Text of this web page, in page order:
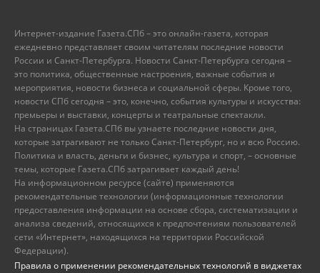
Интернет-издание Газета.СПб – это онлайн-газета, которая
ежедневно представляет своим читателям последние новости
России и Санкт-Петербурга. Новости Санкт-Петербурга сегодня –
это политика, общественные настроения, важные события и
мероприятия, новости бизнеса и социальной сферы. Кроме того,
новости СПб сегодня – это, конечно, события культуры и искусства:
премьеры и выставки, концерты и театральные спектакли.
На страницах Газета.СПб вы узнаете последние новости дня,
которые затрагивают не только Санкт-Петербург, но и всю Россию.
Политика и власть, деньги и бизнес, культура и спорт, – основные
темы, которые Газета.СПб затрагивает каждый день!
На информационном ресурсе (сайте) применяются
рекомендательные технологии (информационные технологии
предоставления информации на основе сбора, систематизации и
анализа сведений, относящихся к предпочтениям пользователей
сети «Интернет», находящихся на территории Российской
Федерации).
Правила о применении рекомендательных технологий в виджетах